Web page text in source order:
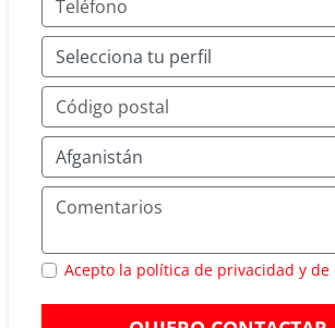
Acepto la política de privacidad y de